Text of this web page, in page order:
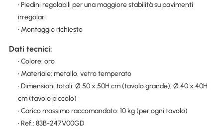
• Piedini regolabili per una maggiore stabilità su pavimenti
irregolari
• Montaggio richiesto
Dati tecnici:
• Colore: oro
• Materiale: metallo, vetro temperato
• Dimensioni totali: Ø 50 x 50H cm (tavolo grande), Ø 40 x 40H
cm (tavolo piccolo)
• Carico massimo raccomandato: 10 kg (per ogni tavolo)
• Ref.: 83B-247V00GD